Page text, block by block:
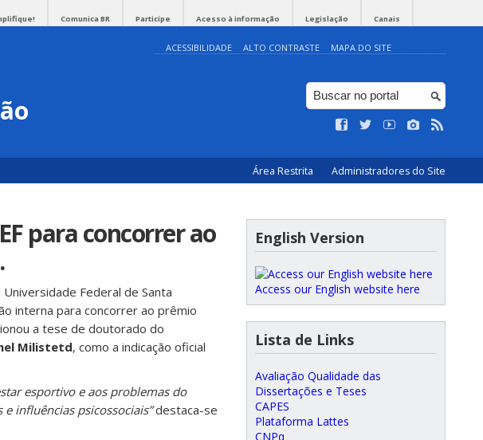
Comunica BR Participe Acesso à informação Legislação Canais
ACESSIBILIDADE ALTO CONTRASTE MAPA DO SITE
Área Restrita Administradores do Site
para concorrer ao
Federal de Santa
interna para concorrer ao prêmio
a tese de doutorado do
Milistetd, como a indicação oficial
esportivo e aos problemas do
influências psicossociais”destaca-se
English Version
Access our English website here
Lista de Links
Avaliação Qualidade das
Dissertações e Teses
CAPES
Plataforma Lattes
CNPq